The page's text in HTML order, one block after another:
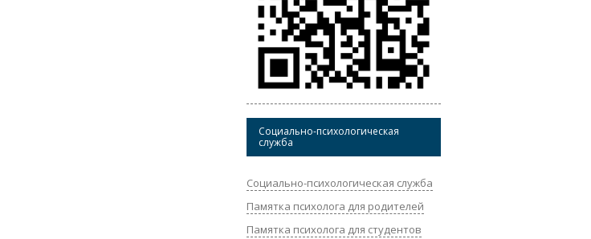
Социально-психологическая
служба
Социально-психологическая служба
Памятка психолога для родителей
Памятка психолога для студентов